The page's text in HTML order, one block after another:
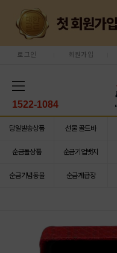
로그인 회원가입
1522-1084
당일발송상품 선물 골드바
순금돌상품 순금기업뱃지
순금기념동물 순금계급장